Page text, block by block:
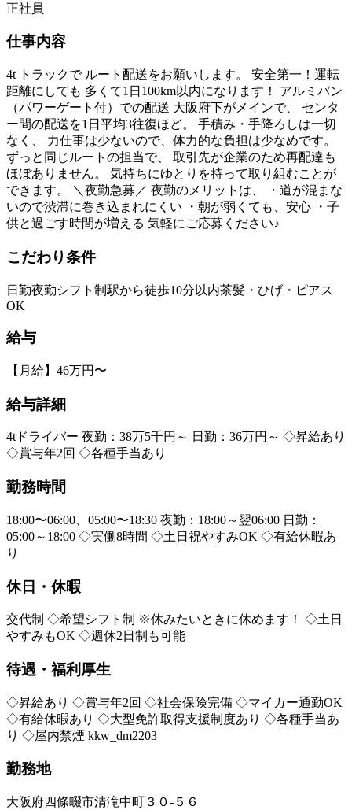
正社員
仕事内容
4t トラックで ルート配送をお願いします。 安全第一！運転
距離にしても 多くて1日100km以内になります！ アルミバン
（パワーゲート付）での配送 大阪府下がメインで、 センタ
ー間の配送を1日平均3往復ほど。 手積み・手降ろしは一切
なく、 力仕事は少ないので、体力的な負担は少なめです。
ずっと同じルートの担当で、 取引先が企業のため再配達も
ほぼありません。 気持ちにゆとりを持って取り組むことが
できます。 ＼夜勤急募／ 夜勤のメリットは、 ・道が混まな
いので渋滞に巻き込まれにくい ・朝が弱くても、安心 ・子
供と過ごす時間が増える 気軽にご応募ください♪
こだわり条件
日勤夜勤シフト制 駅から徒歩10分以内茶髪・ひげ・ピアス
OK
給与
【月給】46万円〜
給与詳細
4tドライバー 夜勤：38万5千円～ 日勤：36万円～ ◇昇給あり
◇賞与年2回 ◇各種手当あり
勤務時間
18:00〜06:00、05:00〜18:30 夜勤：18:00～翌06:00 日勤：
05:00～18:00 ◇実働8時間 ◇土日祝やすみOK ◇有給休暇あ
り
休日・休暇
交代制 ◇希望シフト制 ※休みたいときに休めます！ ◇土日
やすみもOK ◇週休2日制も可能
待遇・福利厚生
◇昇給あり ◇賞与年2回 ◇社会保険完備 ◇マイカー通勤OK
◇有給休暇あり ◇大型免許取得支援制度あり ◇各種手当あ
り ◇屋内禁煙 kkw_dm2203
勤務地
大阪府四條畷市清滝中町３０‐５６